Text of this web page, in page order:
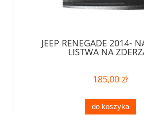
JEEP RENEGADE 2014-
LISTWA NA
185,00 zł
do koszyka